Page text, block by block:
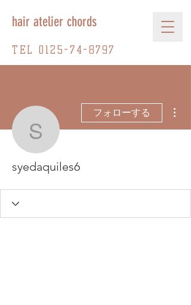
TEL0125-74-8797
hair atelier chords
syedaquiles6
フォローする
syedaquiles6